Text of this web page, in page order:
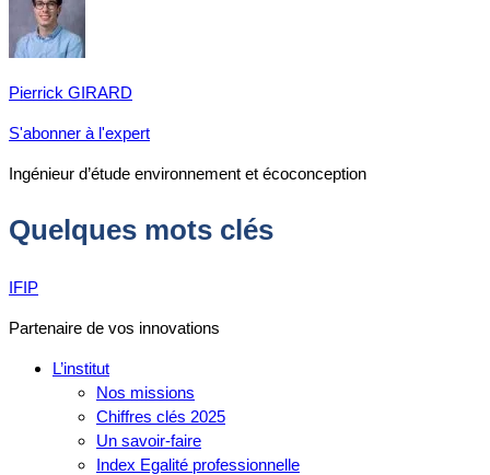
Pierrick GIRARD
S'abonner à l'expert
Ingénieur d’étude environnement et écoconception
Quelques mots clés
IFIP
Partenaire de vos innovations
L’institut
Nos missions
Chiffres clés 2025
Un savoir-faire
Index Egalité professionnelle